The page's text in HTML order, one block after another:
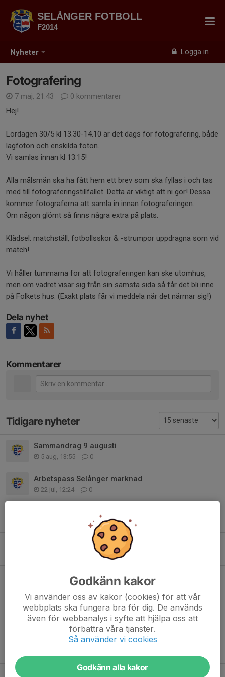
Nyheter Logga in
SELÅNGER FOTBOLL
F2014
Fotografering
7 maj, 21:43
0 kommentarer
Hej!
Lördagen 30/5 kl 13.30-14.10 är det dags för fotografering, både
lagfoton och enskilda foton.
Vi samlas innan kl 13.15!
Alla målsmän ska ha fått hem ett brev som ska fyllas i och tas
med till fotograferingstillfället. Detta är viktigt att ni gör! Dessa
kommer fotograferna att samla in innan fotograferingen.
Om någon glömt så finns några extra på plats.
Klädsel: matchställ, fotbollsskor & -strumpor uppdragna som vid
match!
Vi håller tummarna för att fotograferingen kan ske utomhus,
men om vädret visar sig från sin sämsta sida så får det bli inne
på Folkets hus. (Exakt plats får vi meddela när det närmar sig!)
Dela nyhet
Kommentarer
Tidigare nyheter
Sammandrag 9 augusti
5 aug, 13:55 0
Arbetspass Selånger marknad
22 jul, 12:24 0
3
Selånger SK Röd - Färila IF
Städvecka!
2 jun, 06:39 0
Föreningsrullen!
31 maj, 20:45 0
Specialkost på Dalecarlia
Godkänn kakor
Vi använder oss av kakor (cookies) för att vår
webbplats ska fungera bra för dig. De används
även för webbanalys i syfte att hjälpa oss att
förbättra våra tjänster.
Så använder vi cookies
Godkänn alla kakor